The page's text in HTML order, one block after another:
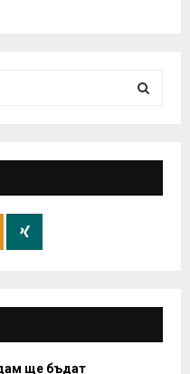
E
A
H
ще бъдат